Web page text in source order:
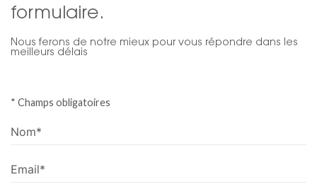
formulaire.
Nous ferons de notre mieux pour vous répondre dans les
meilleurs délais
* Champs obligatoires
Nom*
Email*